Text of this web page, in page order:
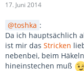
17. Juni 2014
toshka :
Da ich hauptsächlich
ist mir das Stricken
nebenbei, beim
hineinstechen muß